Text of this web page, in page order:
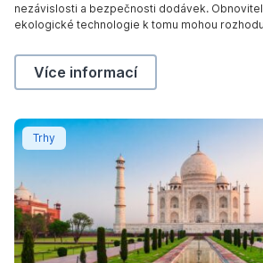
v
l
i
c
S
o
l
a
r
6
nezávislosti a bezpečnosti dodávek.
ekologické technologie k tomu mohou
setkání pro obnovitelné energie. Více se o tom
blogu manažera fondu Alexandra Weisse.
Energie, bezpečnost a
Více informací
Trhy
Indie je i nadále na dobré cestě k